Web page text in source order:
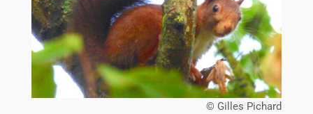
© Gilles Pichard